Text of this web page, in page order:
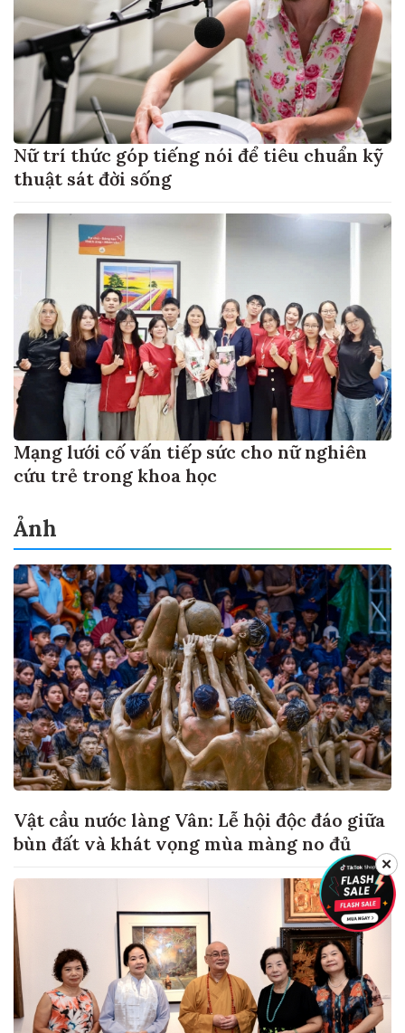
Nữ trí thức góp tiếng nói để tiêu chuẩn kỹ
thuật sát đời sống
Mạng lưới cố vấn tiếp sức cho nữ nghiên
cứu trẻ trong khoa học
Ảnh
Vật cầu nước làng Vân: Lễ hội độc đáo giữa
bùn đất và khát vọng mùa màng no đủ
✕